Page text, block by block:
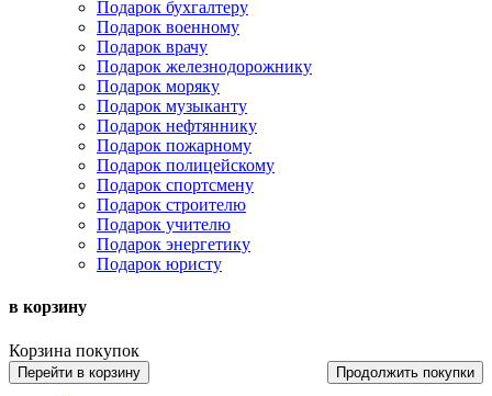
Подарок бухгалтеру
Подарок военному
Подарок врачу
Подарок железнодорожнику
Подарок моряку
Подарок музыканту
Подарок нефтяннику
Подарок пожарному
Подарок полицейскому
Подарок спортсмену
Подарок строителю
Подарок учителю
Подарок энергетику
Подарок юристу
в корзину
Корзина покупок
Перейти в корзину Продолжить покупки